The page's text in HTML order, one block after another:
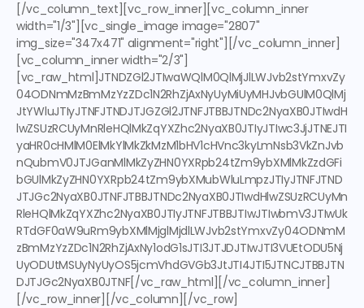
[/vc_column_text][vc_row_inner][vc_column_inner
width="1/3"][vc_single_image image="2807"
img_size="347x471" alignment="right"][/vc_column_inner]
[vc_column_inner width="2/3"]
[vc_raw_html]JTNDZGl2JTIwaWQlM0QlMjJlLWJvb2stYmxvZy
04ODNmMzBmMzYzZDc1N2RhZjAxNyUyMiUyMHJvbGUlM0QlMj
JtYWluJTIyJTNFJTNDJTJGZGl2JTNFJTBBJTNDc2NyaXB0JTIwdH
lwZSUzRCUyMnRleHQlMkZqYXZhc2NyaXB0JTIyJTIwc3JjJTNEJTI
yaHR0cHMlM0ElMkYlMkZkMzM1bHV1cHVnc3kyLmNsb3VkZnJvb
nQubmV0JTJGanMlMkZyZHN0YXRpb24tZm9ybXMlMkZzdGFi
bGUlMkZyZHN0YXRpb24tZm9ybXMubWluLmpzJTIyJTNFJTND
JTJGc2NyaXB0JTNFJTBBJTNDc2NyaXB0JTIwdHlwZSUzRCUyMn
RleHQlMkZqYXZhc2NyaXB0JTIyJTNFJTBBJTIwJTIwbmV3JTIwUk
RTdGF0aW9uRm9ybXMlMjglMjdlLWJvb2stYmxvZy04ODNmM
zBmMzYzZDc1N2RhZjAxNy1odG1sJTI3JTJDJTIwJTI3VUEtODU5Nj
UyODUtMSUyNyUyOS5jcmVhdGVGb3JtJTI4JTI5JTNCJTBBJTN
DJTJGc2NyaXB0JTNF[/vc_raw_html][/vc_column_inner]
[/vc_row_inner][/vc_column][/vc_row]